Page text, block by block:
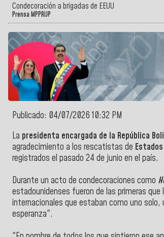
Condecoración a brigadas de EEUU
Prensa MPPRIJP
Publicado: 04/07/2026 10:32 PM
La presidenta encargada de la República
agradecimiento a los rescatistas de
registrados el pasado 24 de junio en el país.
Durante un acto de condecoraciones como
estadounidenses fueron de las primeras
internacionales que estaban como uno
esperanza".